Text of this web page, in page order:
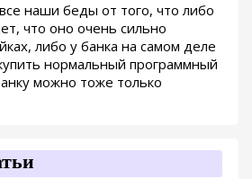
наши беды от того, что либо
что оно очень сильно
либо у банка на самом деле
нормальный программный
можно тоже только